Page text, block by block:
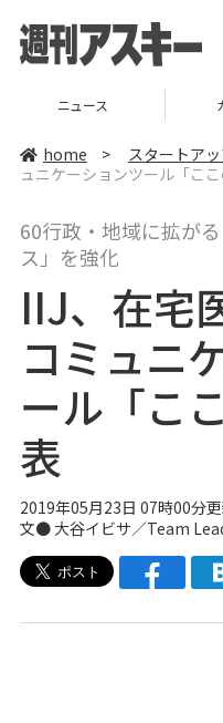
ニュース
home > スタートア
ュニケーションツール「こ
60行政・地域に拡が
ス」を強化
IIJ、在宅
コミュニ
ール「こ
表
2019年05月23日 07時00分
文● 大谷イビサ／Team